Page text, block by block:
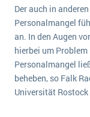
SAP
Die „SaaSpocalypse“:
Der auch in
Personalmangel
an. In den Augen
hierbei um
Personalmangel
beheben, so Falk
Universität Rostock